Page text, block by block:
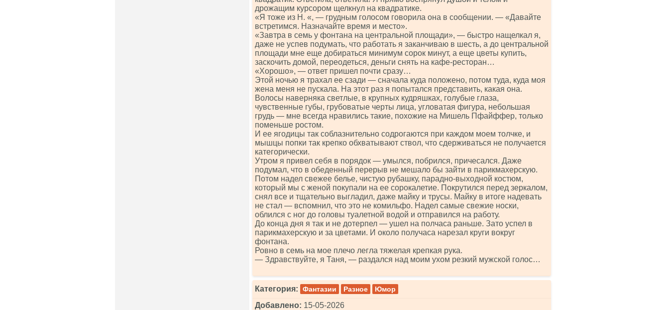
дрожащим курсором щелкнул на квадратике.
«Я тоже из Н. «, — грудным голосом говорила она в сообщении. — «Давайте
встретимся. Назначайте время и место».
«Завтра в семь у фонтана на центральной площади», — быстро нащелкал я,
даже не успев подумать, что работать я заканчиваю в шесть, а до центральной
площади мне еще добираться минимум сорок минут, а еще цветы купить,
заскочить домой, переодеться, деньги снять на кафе-ресторан…
«Хорошо», — ответ пришел почти сразу…
Этой ночью я трахал ее сзади — сначала куда положено, потом туда, куда моя
жена меня не пускала. На этот раз я попытался представить, какая она.
Волосы наверняка светлые, в крупных кудряшках, голубые глаза,
чувственные губы, грубоватые черты лица, угловатая фигура, небольшая
грудь — мне всегда нравились такие, похожие на Мишель Пфайффер, только
поменьше ростом.
И ее ягодицы так соблазнительно содрогаются при каждом моем толчке, и
мышцы попки так крепко обхватывают ствол, что сдерживаться не получается
категорически.
Утром я привел себя в порядок — умылся, побрился, причесался. Даже
подумал, что в обеденный перерыв не мешало бы зайти в парикмахерскую.
Потом надел свежее белье, чистую рубашку, парадно-выходной костюм,
который мы с женой покупали на ее сорокалетие. Покрутился перед зеркалом,
снял все и тщательно выгладил, даже майку и трусы. Майку в итоге надевать
не стал — вспомнил, что это не комильфо. Надел самые свежие носки,
облился с ног до головы туалетной водой и отправился на работу.
До конца дня я так и не дотерпел — ушел на полчаса раньше. Зато успел в
парикмахерскую и за цветами. И около получаса нарезал круги вокруг
фонтана.
Ровно в семь на мое плечо легла тяжелая крепкая рука.
— Здравствуйте, я Таня, — раздался над моим ухом резкий мужской голос…
Категория: Фантазии Разное Юмор
Добавлено: 15-05-2026